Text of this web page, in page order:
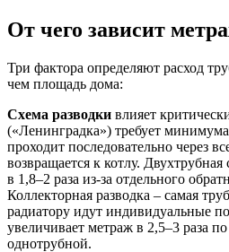
От чего зависит
Три фактора определяют расход
чем площадь дома:
Схема разводки влияет
(«Ленинградка») требует
проходит последовательно через
возвращается к котлу. Двухтрубная
в 1,8–2 раза из-за отдельного
Коллекторная разводка – самая
радиатору идут индивидуальные
увеличивает метраж в 2,5–3 раза
однотрубной.